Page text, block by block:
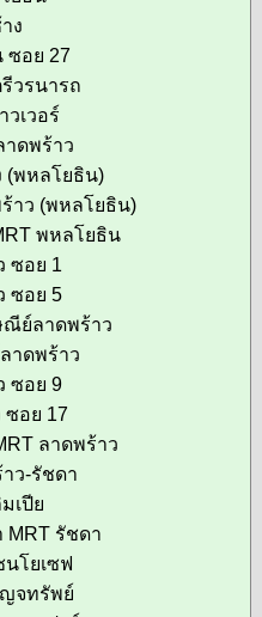
ง
ซอย 27
วรนารถ
วเวอร์
าดพร้าว
(พหลโยธิน)
าว (พหลโยธิน)
พหลโยธิน
ซอย 1
ซอย 5
ณีย์ลาดพร้าว
าดพร้าว
ซอย 9
ซอย 17
ลาดพร้าว
ว-รัชดา
เปีย
MRT รัชดา
นโยเซฟ
ญจทรัพย์